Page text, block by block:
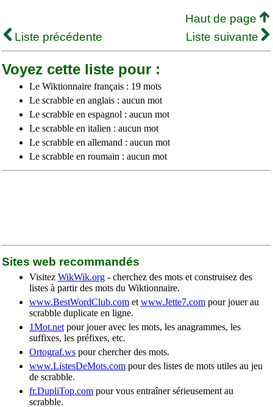
Haut de page
Liste précédente
Liste suivante
Voyez cette liste pour :
Le Wiktionnaire français : 19 mots
Le scrabble en anglais : aucun mot
Le scrabble en espagnol : aucun mot
Le scrabble en italien : aucun mot
Le scrabble en allemand : aucun mot
Le scrabble en roumain : aucun mot
Sites web recommandés
Visitez WikWik.org - cherchez des mots et construisez des
listes à partir des mots du Wiktionnaire.
www.BestWordClub.com et www.Jette7.com pour jouer au
scrabble duplicate en ligne.
1Mot.net pour jouer avec les mots, les anagrammes, les
suffixes, les préfixes, etc.
Ortograf.ws pour chercher des mots.
www.ListesDeMots.com pour des listes de mots utiles au jeu
de scrabble.
fr.DupliTop.com pour vous entraîner sérieusement au
scrabble.